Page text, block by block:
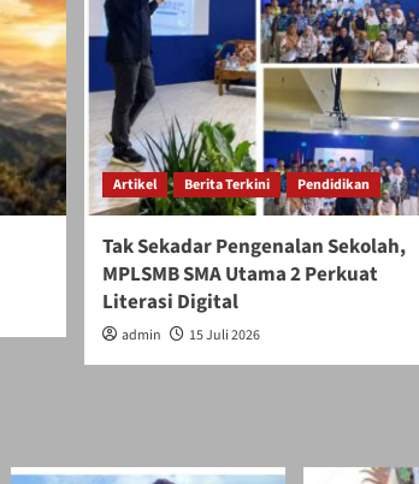
Artikel Berita Terkini Pendidikan
Tak Sekadar Pengenalan Sekolah,
MPLSMB SMA Utama 2 Perkuat
Literasi Digital
admin 15 Juli 2026